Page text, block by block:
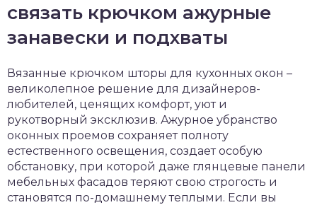
связать крючком ажурные
занавески и подхваты
Вязанные крючком шторы для кухонных окон –
великолепное решение для дизайнеров-
любителей, ценящих комфорт, уют и
рукотворный эксклюзив. Ажурное убранство
оконных проемов сохраняет полноту
естественного освещения, создает особую
обстановку, при которой даже глянцевые панели
мебельных фасадов теряют свою строгость и
становятся по-домашнему теплыми. Если вы